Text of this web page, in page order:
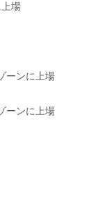
場
ーンに上場
ーンに上場